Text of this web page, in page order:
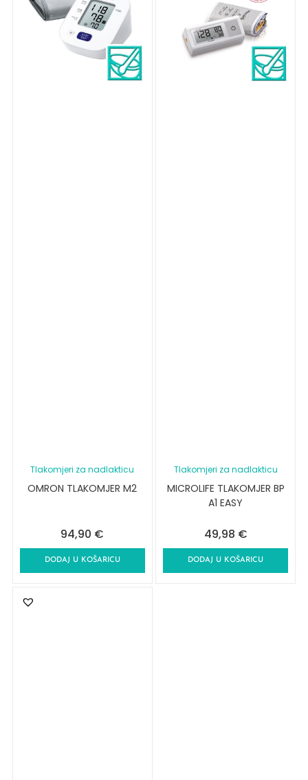
Tlakomjeri za nadlakticu
OMRON TLAKOMJER M2
94,90 €
DODAJ U KOŠARICU
Tlakomjeri za nadlakticu
MICROLIFE TLAKOMJER BP
A1 EASY
49,98 €
DODAJ U KOŠARICU